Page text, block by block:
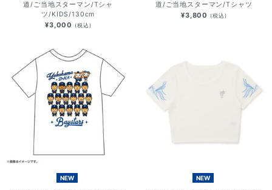
道/ご当地スターマン/Tシャ
ツ/KIDS/130cm
¥3,000 (税込)
道/ご当地スターマン/Tシャツ
¥3,800 (税込)
NEW NEW